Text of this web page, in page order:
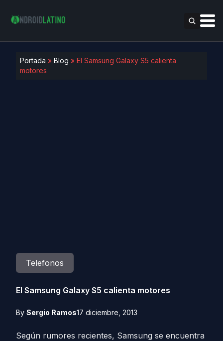
Portada » Blog » El Samsung Galaxy S5 calienta
motores
Telefonos
El Samsung Galaxy S5 calienta motores
By Sergio Ramos17 diciembre, 2013
Según rumores recientes, Samsung se encuentra